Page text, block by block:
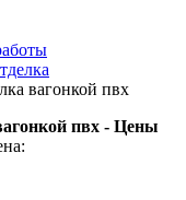
вагонкой пвх
пвх - Цены